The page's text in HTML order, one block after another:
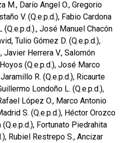
M., Darío Angel O., Gregorio
V. (Q.e.p.d.), Fabio Cardona
(Q.e.p.d.)., José Manuel Chacón
Tulio Gómez D. (Q.e.p.d.),
Javier Herrera V., Salomón
(Q.e.p.d.), José Marco
R. (Q.e.p.d.), Ricaurte
Londoño L. (Q.e.p.d.),
López O., Marco Antonio
S. (Q.e.p.d.), Héctor Orozco
Fortunato Piedrahita
Rubiel Restrepo S., Ancizar